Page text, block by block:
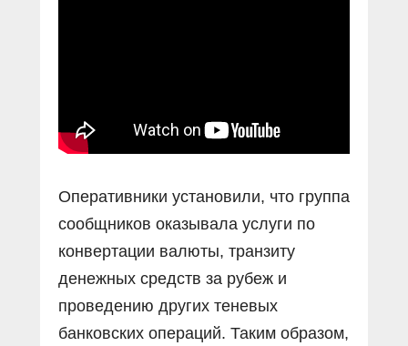
Оперативники установили, что группа
сообщников оказывала услуги по
конвертации валюты, транзиту
денежных средств за рубеж и
проведению других теневых
банковских операций. Таким образом,